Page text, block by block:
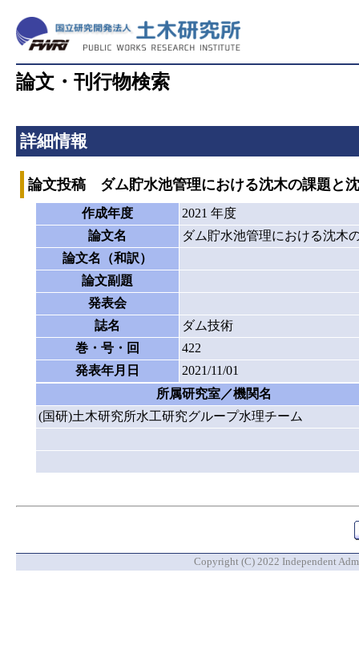
論文・刊行物検索
詳細情報
論文投稿 ダム貯水池管理における沈木の課題と
作成年度
2021 年度
論文名
ダム貯水池管理における沈木
論文名（和訳）
論文副題
発表会
誌名
ダム技術
巻・号・回
422
発表年月日
2021/11/01
所属研究室／機関名
(国研)土木研究所水工研究グループ水理チーム
Copyright (C) 2022 Independent